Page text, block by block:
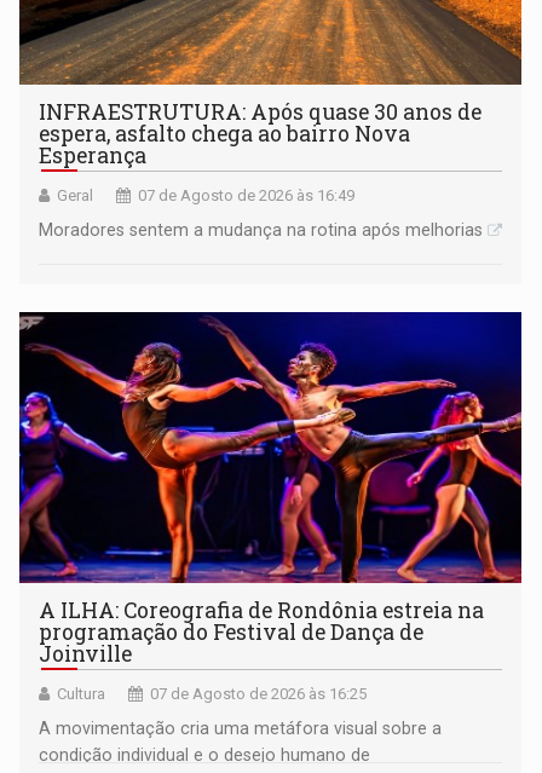
INFRAESTRUTURA: Após quase 30 anos de
espera, asfalto chega ao bairro Nova
Esperança
Geral 07 de Agosto de 2026 às 16:49
Moradores sentem a mudança na rotina após melhorias
A ILHA: Coreografia de Rondônia estreia na
programação do Festival de Dança de
Joinville
Cultura 07 de Agosto de 2026 às 16:25
A movimentação cria uma metáfora visual sobre a
condição individual e o desejo humano de